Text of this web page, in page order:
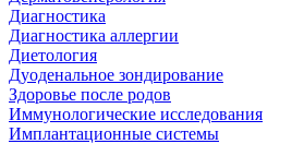
Диагностика
Диагностика аллергии
Диетология
Дуоденальное зондирование
Здоровье после родов
Иммунологические исследования
Имплантационные системы